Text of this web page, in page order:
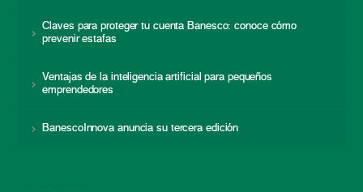
Claves para proteger tu cuenta Banesco: conoce cómo
prevenir estafas
Ventajas de la inteligencia artificial para pequeños
emprendedores
BanescoInnova anuncia su tercera edición